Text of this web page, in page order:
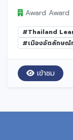
Award Award
#Thailand
#เมืองอัตลักษณ์
เข้าชม